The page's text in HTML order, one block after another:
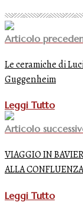
Articolo
Le ceramiche di
Guggenheim
Leggi Tutto
Articolo
VIAGGIO IN
ALLA
Leggi Tutto